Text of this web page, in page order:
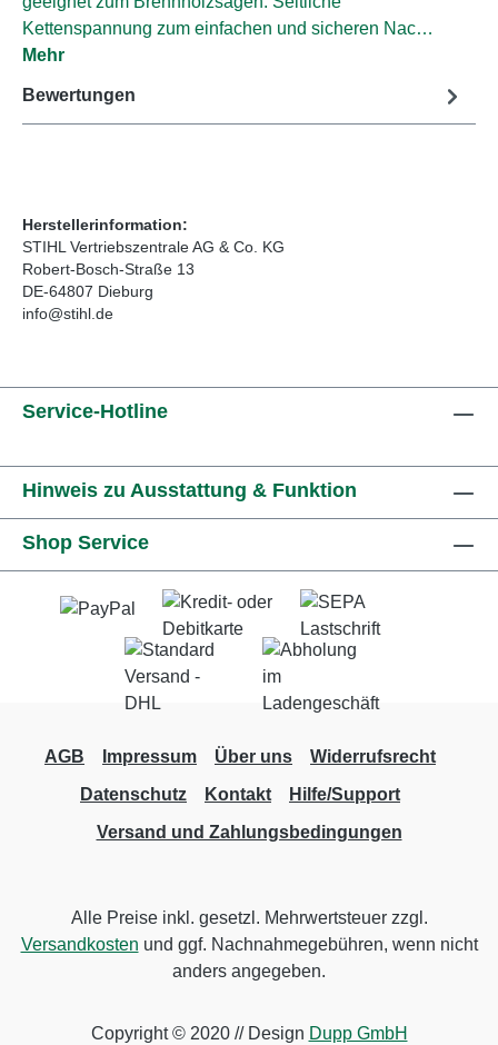
Kettenspannung zum einfachen und sicheren Nac…
Mehr
Bewertungen
Herstellerinformation:
STIHL Vertriebszentrale AG & Co. KG
Robert-Bosch-Straße 13
DE-64807 Dieburg
info@stihl.de
Service-Hotline
Hinweis zu Ausstattung & Funktion
Shop Service
AGB Impressum Über uns
Widerrufsrecht
Datenschutz
Kontakt
Hilfe/Support
Versand und Zahlungsbedingungen
Alle Preise inkl. gesetzl. Mehrwertsteuer zzgl.
Versandkosten und ggf. Nachnahmegebühren, wenn nicht
anders angegeben.
Copyright © 2020 // Design Dupp GmbH